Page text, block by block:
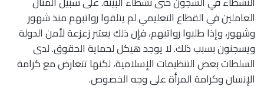
العاملين في القطاع التعليمي لم يتلقوا رواتبهم منذ شهور
وشهور، وإذا طلبوا رواتبهم، فإن ذلك يعتبر زعزعة لأمن الدولة
ويسجنون بسبب ذلك. لا يوجد هيكل لحماية الحقوق. لدى
السلطات بعض التنظيمات الإسلامية، لكنها تتعارض مع كرامة
الإنسان وكرامة المرأة على وجه الخصوص.